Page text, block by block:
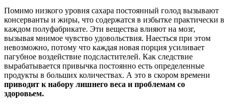
Помимо низкого уровня сахара постоянный голод вызывают
консерванты и жиры, что содержатся в избытке практически в
каждом полуфабрикате. Эти вещества влияют на мозг,
вызывая мнимое чувство удовольствия. Наесться при этом
невозможно, потому что каждая новая порция усиливает
пагубное воздействие подсластителей. Как следствие
вырабатывается привычка постоянно есть определенные
продукты в больших количествах. А это в скором времени
приводит к набору лишнего веса и проблемам со
здоровьем.